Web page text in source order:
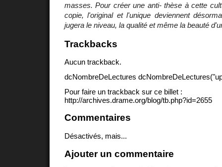
masses. Pour créer une anti- thèse à cette
copie, l'original et l'unique deviennent
jugera le niveau, la qualité et même la beauté
Trackbacks
Aucun trackback.
dcNombreDeLectures
Pour faire un trackback sur ce billet :
http://archives.drame.org/blog/tb.php?id=2655
Commentaires
Désactivés, mais...
Ajouter un commentaire